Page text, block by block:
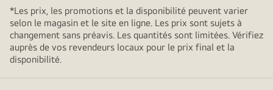
*Les prix, les promotions et la disponibilité peuvent varier
selon le magasin et le site en ligne. Les prix sont sujets à
changement sans préavis. Les quantités sont limitées. Vérifiez
auprès de vos revendeurs locaux pour le prix final et la
disponibilité.